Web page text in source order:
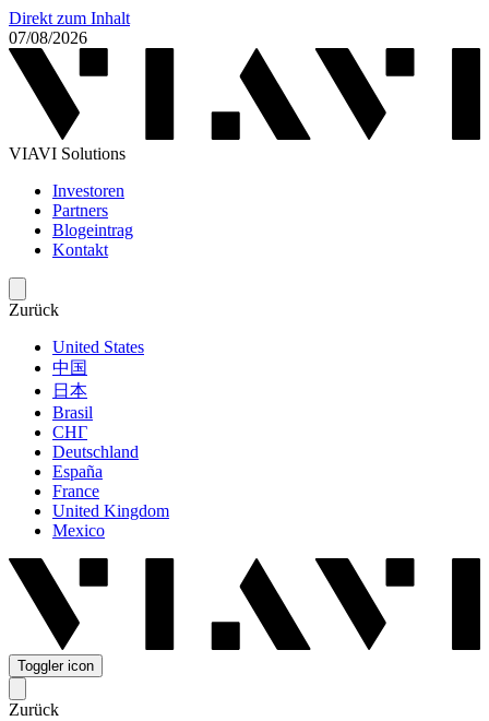
Direkt zum Inhalt
07/08/2026
VIAVI Solutions
Investoren
Partners
Blogeintrag
Kontakt
Zurück
United States
中国
日本
Brasil
СНГ
Deutschland
España
France
United Kingdom
Mexico
Toggler icon
Zurück